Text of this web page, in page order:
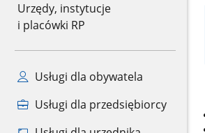
Urzędy, instytucje
i placówki RP
Usługi dla obywatela
Usługi dla przedsiębiorcy